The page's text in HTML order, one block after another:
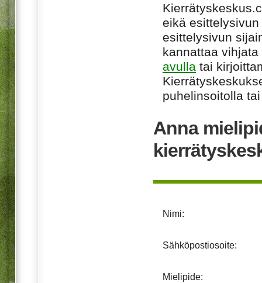
eikä
esittelysivun
kannattaa
avulla tai
puhelinsoitolla
Anna
Nimi:
Sähköpostiosoite:
Mielipide: